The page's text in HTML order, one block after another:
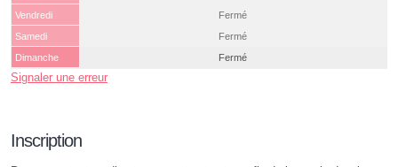
Vendredi
Fermé
Samedi
Fermé
Dimanche
Fermé
Signaler une erreur
Inscription